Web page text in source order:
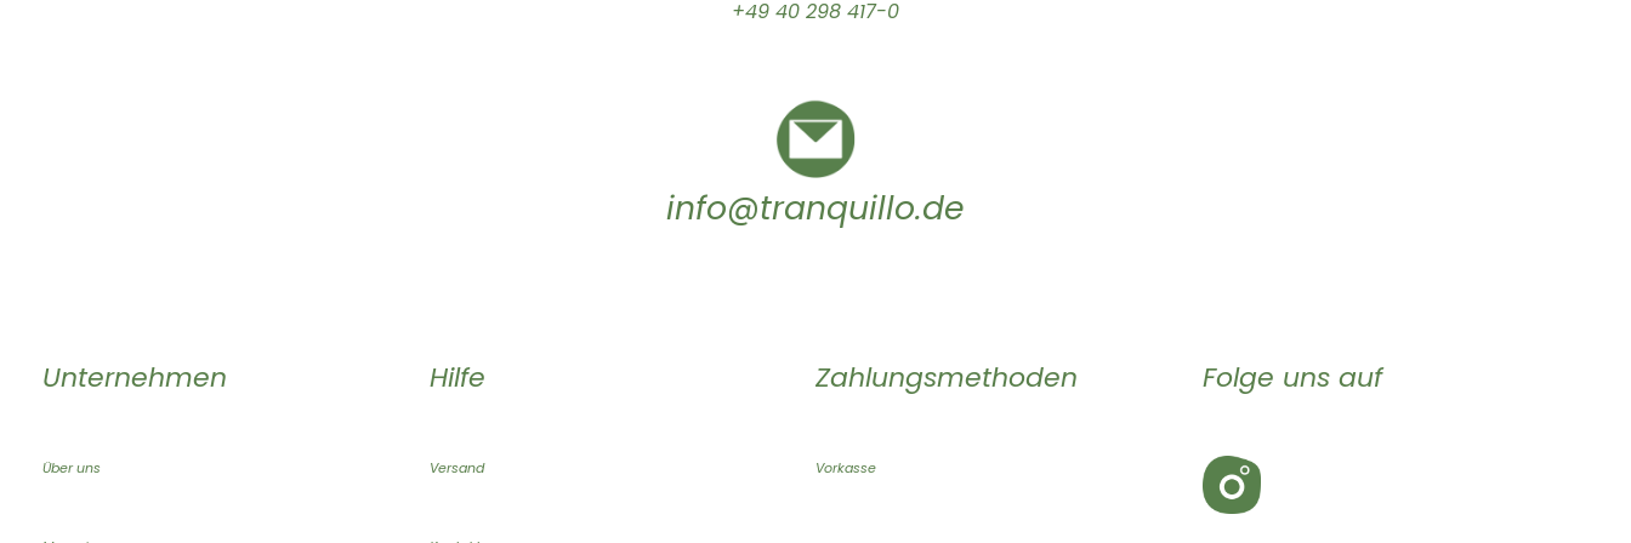
+49 40 298 417-0
info@tranquillo.de
Unternehmen
Über uns
Hilfe
Versand
Zahlungsmethoden
Vorkasse
Folge uns auf